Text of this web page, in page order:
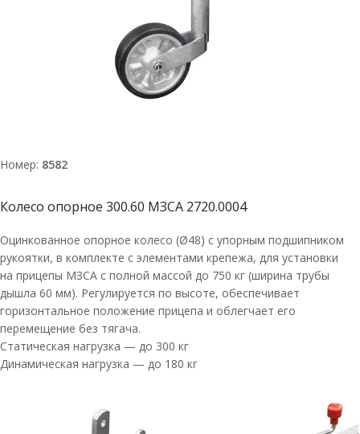
Номер: 8582
Колесо опорное 300.60 МЗСА 2720.0004
Оцинкованное опорное колесо (Ø48) с упорным подшипником
рукоятки, в комплекте с элементами крепежа, для установки
на прицепы МЗСА с полной массой до 750 кг (ширина трубы
дышла 60 мм). Регулируется по высоте, обеспечивает
горизонтальное положение прицепа и облегчает его
перемещение без тягача.
Статическая нагрузка — до 300 кг
Динамическая нагрузка — до 180 кг